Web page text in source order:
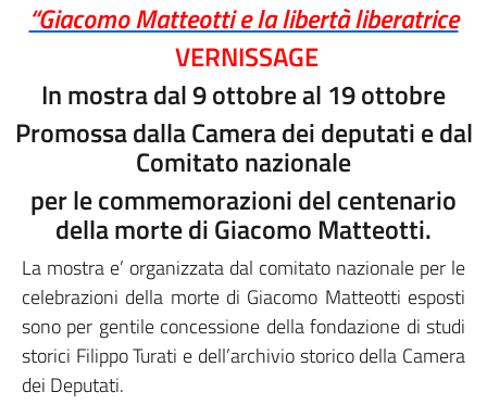
“Giacomo Matteotti e la libertà liberatrice
VERNISSAGE
In mostra dal 9 ottobre al 19 ottobre
Promossa dalla Camera dei deputati e dal
Comitato nazionale
per le commemorazioni del centenario
della morte di Giacomo Matteotti.
La mostra e’ organizzata dal comitato nazionale per le
celebrazioni della morte di Giacomo Matteotti esposti
sono per gentile concessione della fondazione di studi
storici Filippo Turati e dell’archivio storico della Camera
dei Deputati.